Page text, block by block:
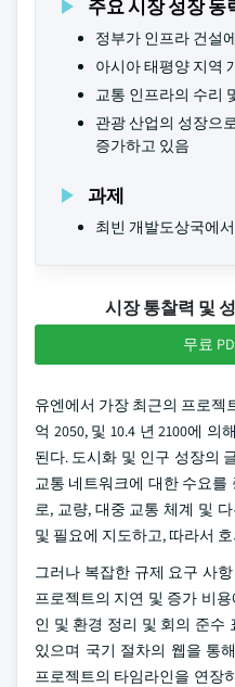
주요 시장 성장 동
정부가 인프라 건설
아시아 태평양 지역
교통 인프라의 수리
관광 산업의 성장으
증가하고 있음
과제
최빈 개발도상국에
시장 통찰력 및
무료
유엔에서 가장 최근의 프로젝
억 2050, 및 10.4 년 2100에
된다. 도시화 및 인구 성장의
교통 네트워크에 대한 수요를
로, 교량, 대중 교통 체계 및
및 필요에 지도하고, 따라서
그러나 복잡한 규제 요구 사
프로젝트의 지연 및 증가 비
인 및 환경 정리 및 회의 준수
있으며 국기 절차의 웹을 통
프로젝트의 타임라인을 연장